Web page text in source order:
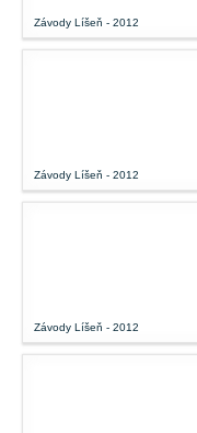
Závody Líšeň - 2012
Závody Líšeň - 2012
Závody Líšeň - 2012